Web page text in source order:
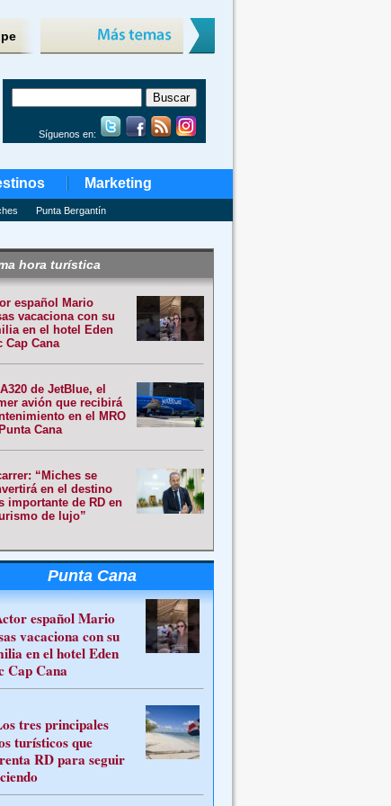
Síguenos en:
Marketing
Punta Bergantín
hora turística
español Mario
vacaciona con su
en el hotel Eden
Cap Cana
de JetBlue, el
avión que recibirá
en el MRO
Cana
“Miches se
en el destino
importante de RD en
de lujo”
Punta Cana
español Mario
vacaciona con su
en el hotel Eden
Cap Cana
tres principales
turísticos que
RD para seguir